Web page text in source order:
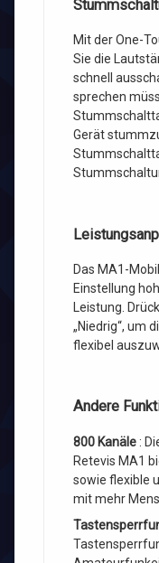
Mit der One-
Sie die
schnell
sprechen
Gerät
Das MA1-
Einstellung
Leistung.
„Niedrig“, um
flexibel
Andere
800 Kanäle :
Retevis MA1
sowie flexible
mit mehr